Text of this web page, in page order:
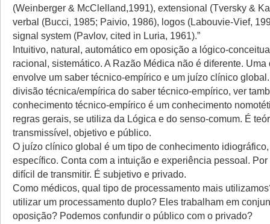
(Weinberger & McClelland,1991), extensional (Tversky &
verbal (Bucci, 1985; Paivio, 1986), logos (Labouvie-Vief,
signal system (Pavlov, cited in Luria, 1961).”
Intuitivo, natural, automático em oposição a lógico-
racional, sistemático. A Razão Médica não é diferente.
envolve um saber técnico-empírico e um juízo clínico
divisão técnica/empírica do saber técnico-empírico, ver
conhecimento técnico-empírico é um conhecimento
regras gerais, se utiliza da Lógica e do senso-comum. É
transmissível, objetivo e público.
O juízo clínico global é um tipo de conhecimento
específico. Conta com a intuição e experiência pessoal. Por
difícil de transmitir. É subjetivo e privado.
Como médicos, qual tipo de processamento mais
utilizar um processamento duplo? Eles trabalham em
oposição? Podemos confundir o público com o privado?